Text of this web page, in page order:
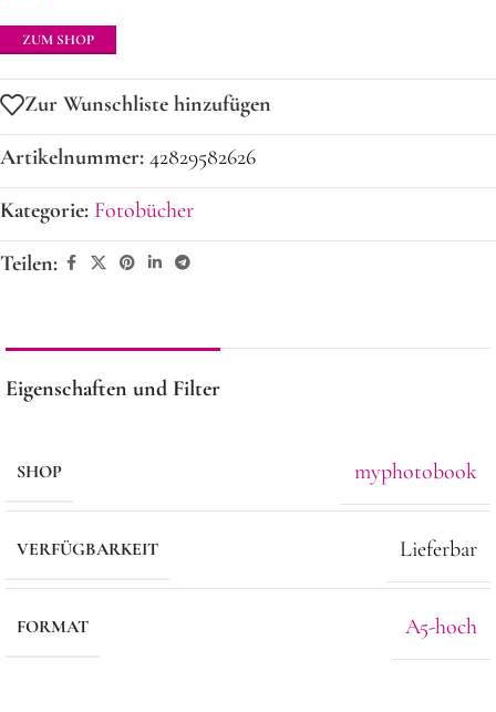
ZUM SHOP
Zur Wunschliste hinzufügen
Artikelnummer: 42829582626
Kategorie: Fotobücher
Teilen:
Eigenschaften und Filter
SHOP myphotobook
VERFÜGBARKEIT Lieferbar
FORMAT A5-hoch